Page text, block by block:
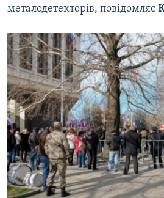
металодетекторів, повідомляє